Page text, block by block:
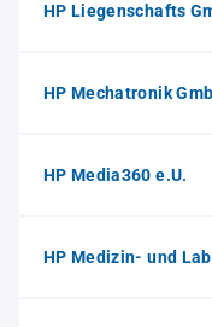
HP Liegenschafts
HP Mechatronik
HP Media360 e.U.
HP Medizin- und